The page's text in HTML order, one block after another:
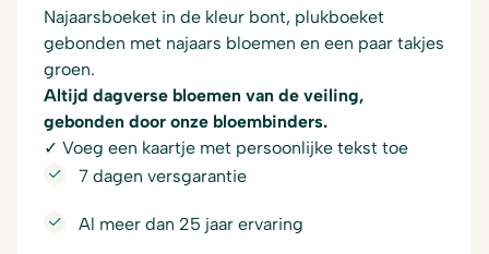
Najaarsboeket in de kleur bont, plukboeket
gebonden met najaars bloemen en een paar takjes
groen.
Altijd dagverse bloemen van de veiling,
gebonden door onze bloembinders.
✓ Voeg een kaartje met persoonlijke tekst toe
7 dagen versgarantie
Al meer dan 25 jaar ervaring